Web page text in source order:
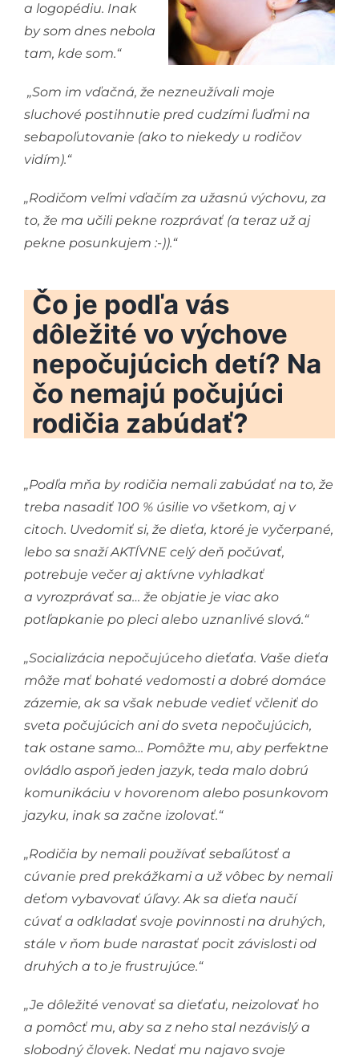
a logopédiu. Inak
by som dnes nebola
tam, kde som.“
„Som im vďačná, že nezneužívali moje
sluchové postihnutie pred cudzími ľuďmi na
sebapoľutovanie (ako to niekedy u rodičov
vidím).“
„Rodičom veľmi vďačím za užasnú výchovu, za
to, že ma učili pekne rozprávať (a teraz už aj
pekne posunkujem :-)).“
Čo je podľa vás
dôležité vo výchove
nepočujúcich detí? Na
čo nemajú počujúci
rodičia zabúdať?
„Podľa mňa by rodičia nemali zabúdať na to, že
treba nasadiť 100 % úsilie vo všetkom, aj v
citoch. Uvedomiť si, že dieťa, ktoré je vyčerpané,
lebo sa snaží AKTÍVNE celý deň počúvať,
potrebuje večer aj aktívne vyhladkať
a vyrozprávať sa… že objatie je viac ako
potľapkanie po pleci alebo uznanlivé slová.“
„Socializácia nepočujúceho dieťaťa. Vaše dieťa
môže mať bohaté vedomosti a dobré domáce
zázemie, ak sa však nebude vedieť včleniť do
sveta počujúcich ani do sveta nepočujúcich,
tak ostane samo… Pomôžte mu, aby perfektne
ovládlo aspoň jeden jazyk, teda malo dobrú
komunikáciu v hovorenom alebo posunkovom
jazyku, inak sa začne izolovať.“
„Rodičia by nemali používať sebaľútosť a
cúvanie pred prekážkami a už vôbec by nemali
deťom vybavovať úľavy. Ak sa dieťa naučí
cúvať a odkladať svoje povinnosti na druhých,
stále v ňom bude narastať pocit závislosti od
druhých a to je frustrujúce.“
„Je dôležité venovať sa dieťaťu, neizolovať ho
a pomôcť mu, aby sa z neho stal nezávislý a
slobodný človek. Nedať mu najavo svoje